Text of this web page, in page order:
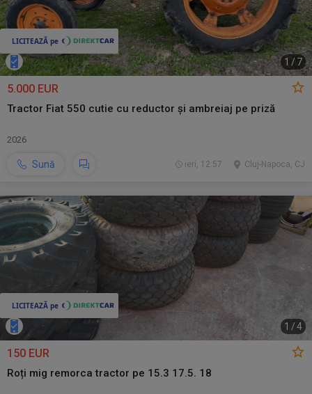
1 / 7
5.000 EUR
Tractor Fiat 550 cutie cu reductor și ambreiaj pe priză
2026
Sună Cluj-Napoca, CJ
ieri, 12:57
1 /4
150 EUR
Roți mig remorca tractor pe 15.3 17.5. 18